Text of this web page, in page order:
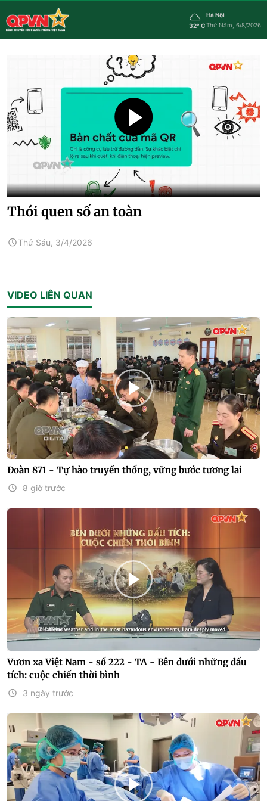
32° C
Hà Nội
Thứ Năm, 6/8/2026
Thói quen số an toàn
Thứ Sáu, 3/4/2026
VIDEO LIÊN QUAN
Đoàn 871 - Tự hào truyền thống, vững bước tương lai
8 giờ trước
Vươn xa Việt Nam - số 222 - TA - Bên dưới những dấu
tích: cuộc chiến thời bình
3 ngày trước